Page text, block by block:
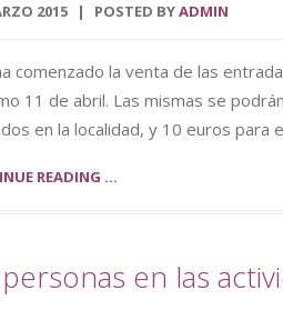
2015 POSTED BYADMIN
comenzado la venta de las
11 de abril. Las mismas se
en la localidad, y 10 euros para
READING ...
en las